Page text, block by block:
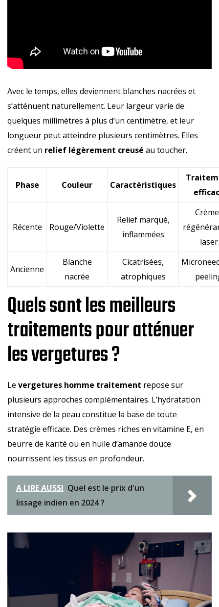
Avec le temps, elles deviennent blanches nacrées et
s’atténuent naturellement. Leur largeur varie de
quelques millimètres à plus d’un centimètre, et leur
longueur peut atteindre plusieurs centimètres. Elles
créent un relief légèrement creusé au toucher.
Phase Couleur Caractéristiques
Récente Rouge/Violette
Relief marqué,
inflammées
laser
Ancienne
Blanche
nacrée
Cicatrisées,
atrophiques
Quels sont les meilleurs
traitements pour atténuer
les vergetures ?
Le vergetures homme traitement repose sur
plusieurs approches complémentaires. L’hydratation
intensive de la peau constitue la base de toute
stratégie efficace. Des crèmes riches en vitamine E, en
beurre de karité ou en huile d’amande douce
nourrissent les tissus en profondeur.
A LIRE AUSSI Quel est le prix d'un
lissage indien en 2024 ?